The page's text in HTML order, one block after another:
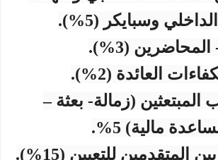
وسبايكر (5%).
المبتعثين (زمالة- بعثة –
مالية) 5%.